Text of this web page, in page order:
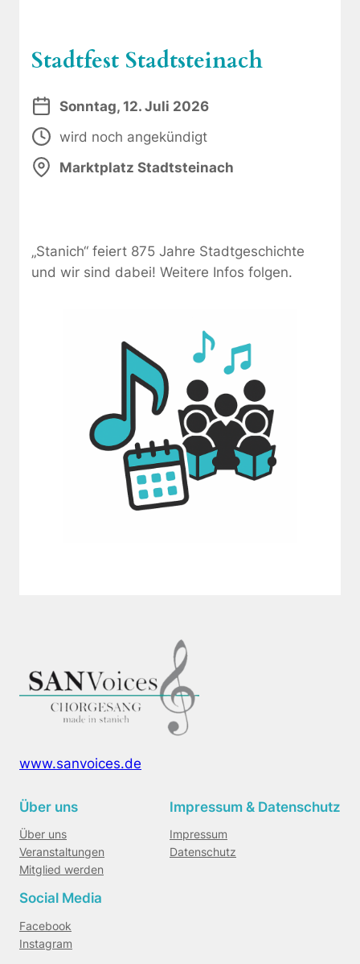
Stadtfest Stadtsteinach
Sonntag, 12. Juli 2026
wird noch angekündigt
Marktplatz Stadtsteinach
„Stanich“ feiert 875 Jahre Stadtgeschichte
und wir sind dabei! Weitere Infos folgen.
www.sanvoices.de
Über uns
Über uns
Veranstaltungen
Mitglied werden
Impressum & Datenschutz
Impressum
Datenschutz
Social Media
Facebook
Instagram